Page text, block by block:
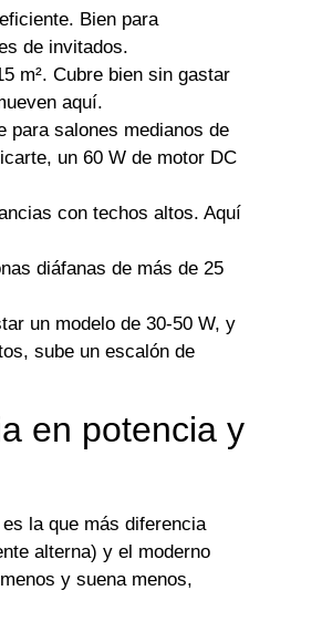
Bien para
de invitados.
m². Cubre bien sin gastar
aquí.
para salones medianos de
un 60 W de motor DC
con techos altos. Aquí
diáfanas de más de 25
un modelo de 30-50 W, y
sube un escalón de
en potencia y
la que más diferencia
alterna) y el moderno
y suena menos,